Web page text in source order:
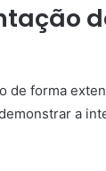
forma
a